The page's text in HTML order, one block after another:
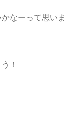
なーって思いま
！